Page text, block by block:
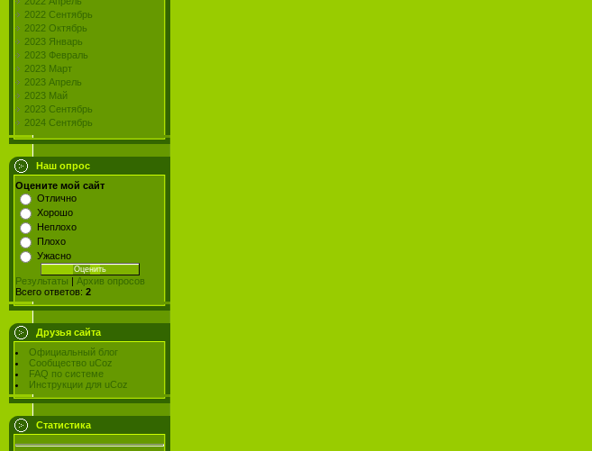
2022 Сентябрь
2022 Октябрь
2023 Январь
2023 Февраль
2023 Март
2023 Апрель
2023 Май
2023 Сентябрь
2024 Сентябрь
Наш опрос
Оцените мой сайт
Отлично
Хорошо
Неплохо
Плохо
Ужасно
Результаты | Архив опросов
Всего ответов: 2
Друзья сайта
Официальный блог
Сообщество uCoz
FAQ по системе
Инструкции для uCoz
Статистика